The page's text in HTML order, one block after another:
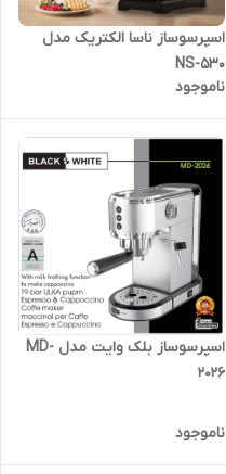
اسپرسوساز ناسا الکتریک مدل
NS-530
ناموجود
اسپرسوساز بلک وایت مدل MD-
2026
ناموجود